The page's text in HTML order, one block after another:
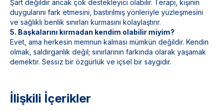
Şart değildir ancak çok destekleyici olabilir. Terapi, kişinin
duygularını fark etmesini, bastırılmış yönleriyle yüzleşmesini
ve sağlıklı benlik sınırları kurmasını kolaylaştırır.
5. Başkalarını kırmadan kendim olabilir miyim?
Evet, ama herkesin memnun kalması mümkün değildir. Kendin
olmak, saldırganlık değil; sınırlarının farkında olarak yaşamak
demektir. Sessiz bir özgürlük ve içsel bir saygıdır.
İlişkili İçerikler